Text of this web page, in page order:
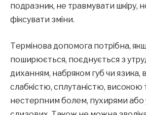
подразник, не травмувати шкіру,
фіксувати зміни.
Термінова допомога потрібна,
поширюється, поєднується з
диханням, набряком губ чи
слабкістю, сплутаністю,
нестерпним болем, пухирями